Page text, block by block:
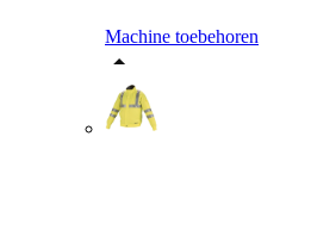
Machine toebehoren